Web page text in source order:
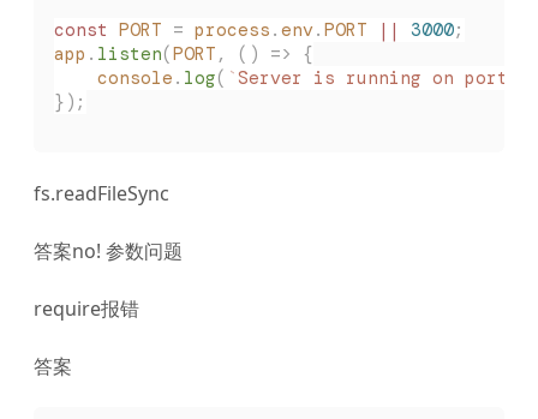
const PORT = process . env. PORT || 3000;
app . listen(PORT , () => {
    console
. log( `Server is running on port
});
fs.readFileSync
答案no! 参数问题
require报错
答案